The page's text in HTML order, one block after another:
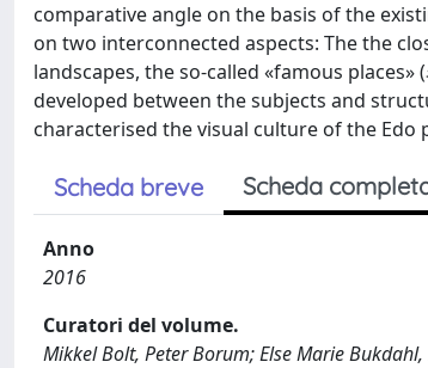
comparative angle on the basis of the
on two interconnected aspects: The the
landscapes, the so-called «famous
developed between the subjects and
characterised the visual culture of the Edo
Scheda breve Scheda
Anno
2016
Curatori del volume.
Mikkel Bolt, Peter Borum; Else Marie Bukdahl,